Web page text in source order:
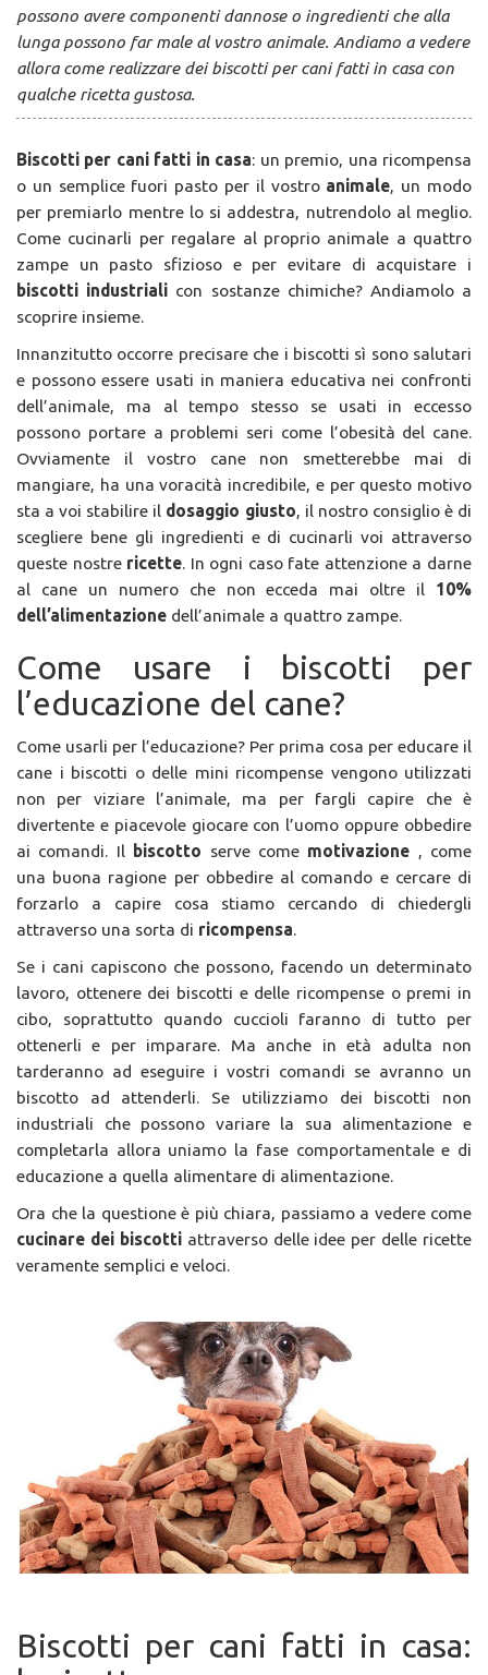
possono avere componenti dannose o ingredienti che alla
lunga possono far male al vostro animale. Andiamo a vedere
allora come realizzare dei biscotti per cani fatti in casa con
qualche ricetta gustosa.
Biscotti per cani fatti in casa: un premio, una ricompensa
o un semplice fuori pasto per il vostro animale, un modo
per premiarlo mentre lo si addestra, nutrendolo al meglio.
Come cucinarli per regalare al proprio animale a quattro
zampe un pasto sfizioso e per evitare di acquistare i
biscotti industriali con sostanze chimiche? Andiamolo a
scoprire insieme.
Innanzitutto occorre precisare che i biscotti sì sono salutari
e possono essere usati in maniera educativa nei confronti
dell’animale, ma al tempo stesso se usati in eccesso
possono portare a problemi seri come l’obesità del cane.
Ovviamente il vostro cane non smetterebbe mai di
mangiare, ha una voracità incredibile, e per questo motivo
sta a voi stabilire il dosaggio giusto, il nostro consiglio è di
scegliere bene gli ingredienti e di cucinarli voi attraverso
queste nostre ricette. In ogni caso fate attenzione a darne
al cane un numero che non ecceda mai oltre il 10%
dell’alimentazione dell’animale a quattro zampe.
Come usare i biscotti per
l’educazione del cane?
Come usarli per l’educazione? Per prima cosa per educare il
cane i biscotti o delle mini ricompense vengono utilizzati
non per viziare l’animale, ma per fargli capire che è
divertente e piacevole giocare con l’uomo oppure obbedire
ai comandi. Il biscotto serve come motivazione , come
una buona ragione per obbedire al comando e cercare di
forzarlo a capire cosa stiamo cercando di chiedergli
attraverso una sorta di ricompensa.
Se i cani capiscono che possono, facendo un determinato
lavoro, ottenere dei biscotti e delle ricompense o premi in
cibo, soprattutto quando cuccioli faranno di tutto per
ottenerli e per imparare. Ma anche in età adulta non
tarderanno ad eseguire i vostri comandi se avranno un
biscotto ad attenderli. Se utilizziamo dei biscotti non
industriali che possono variare la sua alimentazione e
completarla allora uniamo la fase comportamentale e di
educazione a quella alimentare di alimentazione.
Ora che la questione è più chiara, passiamo a vedere come
cucinare dei biscottiattraverso delle idee per delle ricette
veramente semplici e veloci.
Biscotti per cani fatti in casa: